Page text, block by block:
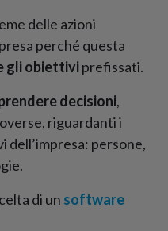
delle azioni
perché questa
gli obiettiviprefissati.
decisioni,
riguardanti i
persone,
di un software